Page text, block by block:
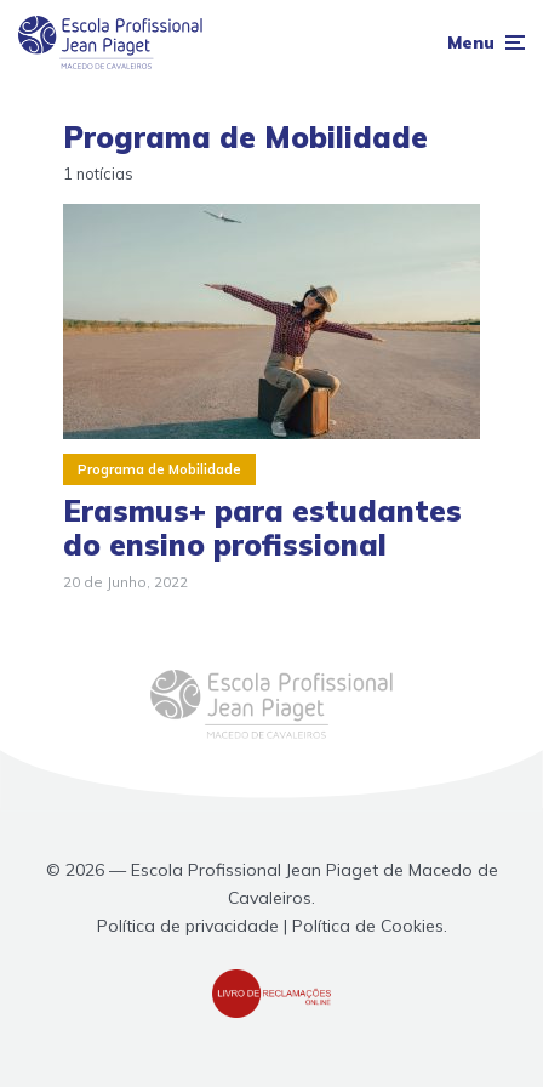
Menu
Programa de Mobilidade
1 notícias
Programa de Mobilidade
Erasmus+ para estudantes
do ensino profissional
20 de Junho, 2022
© 2026 — Escola Profissional Jean Piaget de Macedo de
Cavaleiros.
Política de privacidade | Política de Cookies.